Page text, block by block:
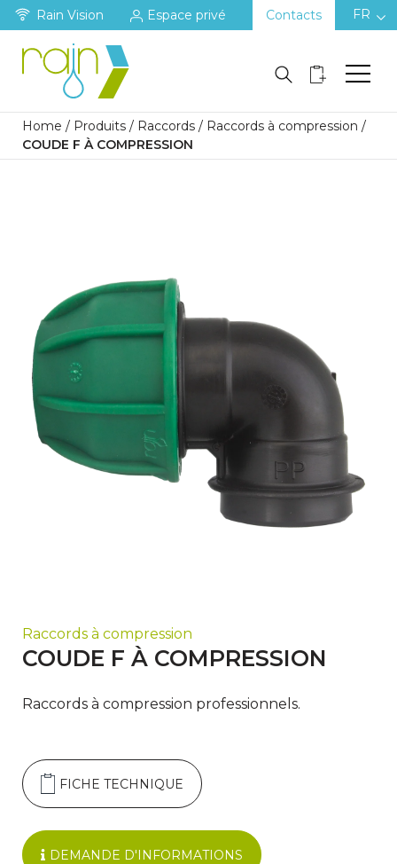
Rain Vision Espace privé Contacts FR
Home / Produits / Raccords / Raccords à compression /
COUDE F À COMPRESSION
Raccords à compression
COUDE F À COMPRESSION
Raccords à compression professionnels.
FICHE TECHNIQUE
DEMANDE D'INFORMATIONS